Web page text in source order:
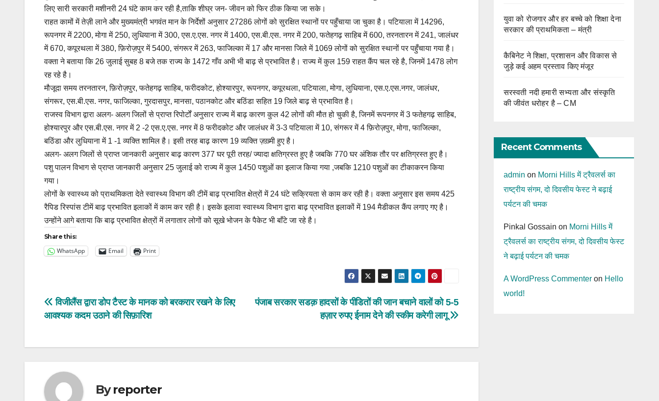
लिए सारी सरकारी मशीनरी 24 घंटे काम कर रही है,ताकि शीघ्र जन- जीवन को फिर ठीक किया जा सके।
राहत कामों में तेज़ी लाने और मुख्यमंत्री भगवंत मान के निर्देशों अनुसार 27286 लोगों को सुरक्षित स्थानों पर पहुँचाया जा चुका है। पटियाला में 14296,
रूपनगर में 2200, मोगा में 250, लुधियाना में 300, एस.ए.एस. नगर में 1400, एस.बी.एस. नगर में 200, फतेहगढ़ साहिब में 600, तरनतारन में 241, जालंधर
में 670, कपूरथला में 380, फ़िरोज़पुर में 5400, संगरूर में 263, फाजिल्का में 17 और मानसा जिले में 1069 लोगों को सुरक्षित स्थानों पर पहुँचाया गया है।
वक्ता ने बताया कि 26 जुलाई सुबह 8 बजे तक राज्य के 1472 गाँव अभी भी बाढ़ से प्रभावित है। राज्य में कुल 159 राहत कैंप चल रहे है, जिनमें 1478 लोग
रह रहे है।
मौजूदा समय तरनतारन, फ़िरोज़पुर, फतेहगढ़ साहिब, फरीदकोट, होश्यारपुर, रूपनगर, कपूरथला, पटियाला, मोगा, लुधियाना, एस.ए.एस.नगर, जालंधर,
संगरूर, एस.बी.एस. नगर, फाजिल्का, गुरदासपुर, मानसा, पठानकोट और बठिंडा सहित 19 जिले बाढ़ से प्रभावित है।
राजस्व विभाग द्वारा अलग- अलग जिलों से प्राप्त रिपोर्टों अनुसार राज्य में बाढ़ कारण कुल 42 लोगों की मौत हो चुकी है, जिनमें रूपनगर में 3 फतेहगढ़ साहिब,
होश्यारपुर और एस.बी.एस. नगर में 2 -2 एस.ए.एस. नगर में 8 फरीदकोट और जालंधर में 3-3 पटियाला में 10, संगरूर में 4 फ़िरोज़पुर, मोगा, फाजिल्का,
बठिंडा और लुधियाना में 1 -1 व्यक्ति शामिल है। इसी तरह बाढ़ कारण 19 व्यक्ति ज़ख़्मी हुए है।
अलग- अलग जिलों से प्राप्त जानकारी अनुसार बाढ़ कारण 377 घर पूरी तरह/ ज्यादा क्षतिग्रस्त हुए है जबकि 770 घर अंशिक तौर पर क्षतिग्रस्त हुए है।
पशु पालन विभाग से प्राप्त जानकारी अनुसार 25 जुलाई को राज्य में कुल 1450 पशुओं का इलाज किया गया ,जबकि 1210 पशुओं का टीकाकरन किया
गया।
लोगों के स्वास्थ्य को प्राथमिकता देते स्वास्थ्य विभाग की टीमें बाढ़ प्रभावित क्षेत्रों में 24 घंटे सक्रियता से काम कर रही है। वक्ता अनुसार इस समय 425
रैपिड रिस्पांस टीमें बाढ़ प्रभावित इलाकों में काम कर रही है। इसके इलावा स्वास्थ्य विभाग द्वारा बाढ़ प्रभावित इलाकों में 194 मैडीकल कैंप लगाए गए है।
उन्होंने आगे बताया कि बाढ़ प्रभावित क्षेत्रों में लगातार लोगों को सूखे भोजन के पैकेट भी बाँटे जा रहे है।
Share this:
WhatsApp Email Print
Post
navigation
पंजाब सरकार सडक़ हादसों के पीडितों की जान बचाने वालों को 5-5
हज़ार रुपए ईनाम देने की स्कीम करेगी लागू
विजीलैंस द्वारा डोप टैस्ट के मानक को बरकरार रखने के लिए
आवश्यक कदम उठाने की सिफ़ारिश
Byreporter
युवा को रोजगार और हर बच्चे को शिक्षा देना
सरकार की प्राथमिकता – मंत्री
कैबिनेट ने शिक्षा, प्रशासन और विकास से
जुड़े कई अहम प्रस्ताव किए मंजूर
सरस्वती नदी हमारी सभ्यता और संस्कृति
की जीवंत धरोहर है – CM
Recent Comments
admin on Morni Hills में ट्रैवलर्स का
राष्ट्रीय संगम, दो दिवसीय फेस्ट ने बढ़ाई
पर्यटन की चमक
Pinkal Gossain on Morni Hills में
ट्रैवलर्स का राष्ट्रीय संगम, दो दिवसीय फेस्ट
ने बढ़ाई पर्यटन की चमक
A WordPress Commenteron Hello
world!